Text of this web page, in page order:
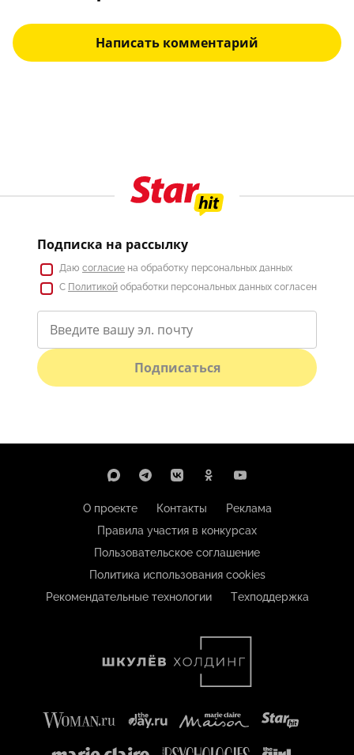
Написать комментарий
Подписка на рассылку
Даю согласие на обработку персональных данных
С Политикой обработки персональных данных согласен
Подписаться
О проекте Контакты
Реклама
Правила участия в конкурсах
Пользовательское соглашение
Политика использования cookies
Рекомендательные технологии
Техподдержка